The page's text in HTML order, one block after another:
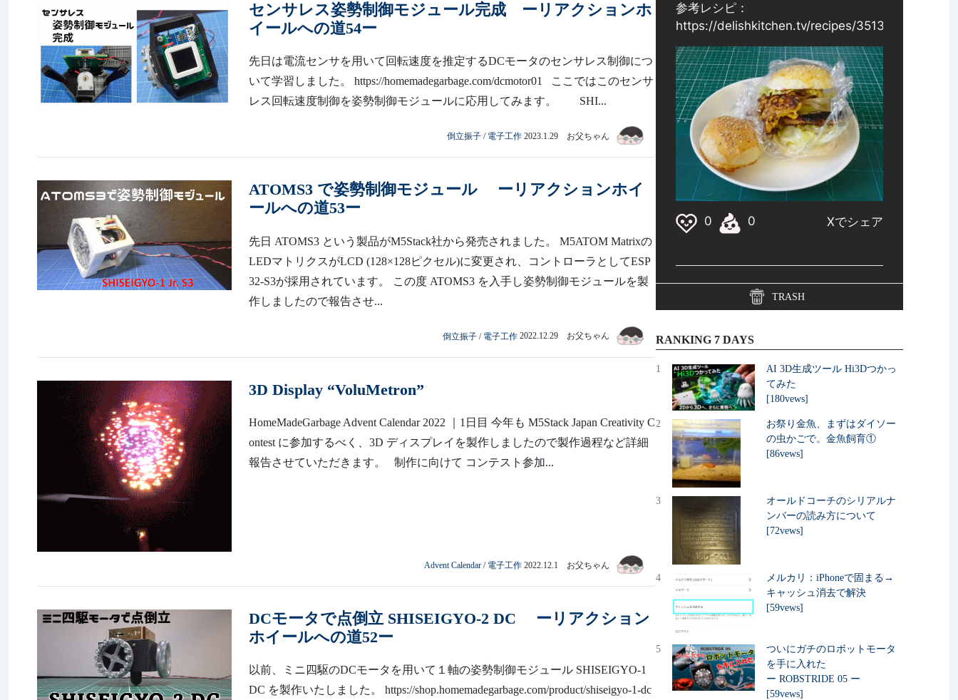
センサレス姿勢制御モジュール完成 ーリアクションホ
イールへの道54ー
先日は電流センサを用いて回転速度を推定するDCモータのセンサレス制御につ
いて学習しました。 https://homemadegarbage.com/dcmotor01 ここではこのセンサ
レス回転速度制御を姿勢制御モジュールに応用してみます。 SHI...
倒立振子 / 電子工作 2023.1.29 お父ちゃん
ATOMS3 で姿勢制御モジュール ーリアクションホイ
ールへの道53ー
先日 ATOMS3 という製品がM5Stack社から発売されました。 M5ATOM Matrixの
LEDマトリクスがLCD (128×128ピクセル)に変更され、コントローラとしてESP
32-S3が採用されています。 この度 ATOMS3 を入手し姿勢制御モジュールを製
作しましたので報告させ...
倒立振子 / 電子工作 2022.12.29 お父ちゃん
3D Display “VoluMetron”
HomeMadeGarbage Advent Calendar 2022 ｜1日目 今年も M5Stack Japan Creativity C
ontest に参加するべく、3D ディスプレイを製作しましたので製作過程など詳細
報告させていただきます。 制作に向けて コンテスト参加...
Advent Calendar / 電子工作 2022.12.1 お父ちゃん
DCモータで点倒立 SHISEIGYO-2 DC ーリアクション
ホイールへの道52ー
以前、ミニ四駆のDCモータを用いて１軸の姿勢制御モジュール SHISEIGYO-1
DC を製作いたしました。 https://shop.homemadegarbage.com/product/shiseigyo-1-dc
TRASH
RANKING 7 DAYS
1
AI 3D生成ツール Hi3Dつかっ
てみた
[180vews]
2
お祭り金魚、まずはダイソー
の虫かごで。金魚飼育①
[86vews]
3
オールドコーチのシリアルナ
ンバーの読み方について
[72vews]
4
メルカリ：iPhoneで固まる→
キャッシュ消去で解決
[59vews]
5
ついにガチのロボットモータ
を手に入れた
ー ROBSTRIDE 05 ー
[59vews]